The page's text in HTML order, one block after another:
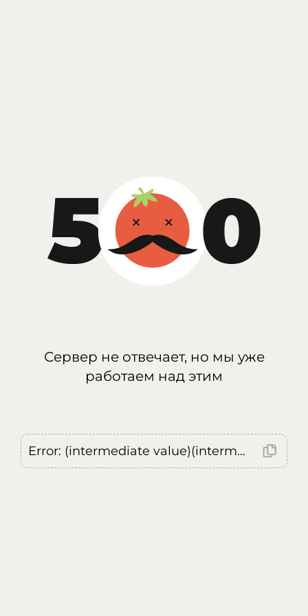
Сервер не отвечает, но мы уже
работаем над этим
Error: (intermediate value)(intermediate value)(intermediate value).replaceAll is not a function